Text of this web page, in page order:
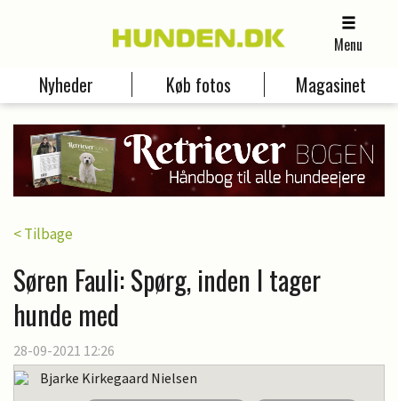
Menu
Nyheder Køb fotos Magasinet
< Tilbage
Søren Fauli: Spørg, inden I tager
hunde med
28-09-2021 12:26
Bjarke Kirkegaard Nielsen